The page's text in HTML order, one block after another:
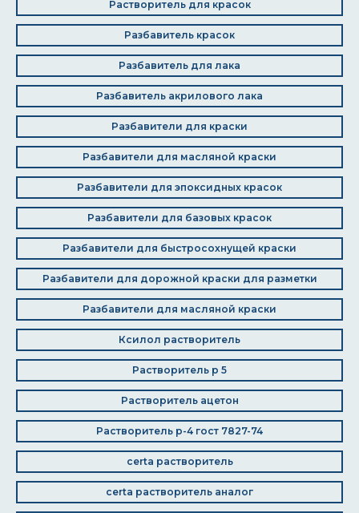
Растворитель для красок
Разбавитель красок
Разбавитель для лака
Разбавитель акрилового лака
Разбавители для краски
Разбавители для масляной краски
Разбавители для эпоксидных красок
Разбавители для базовых красок
Разбавители для быстросохнущей краски
Разбавители для дорожной краски для разметки
Разбавители для масляной краски
Ксилол растворитель
Растворитель р 5
Растворитель ацетон
Растворитель р-4 гост 7827-74
certa растворитель
certa растворитель аналог